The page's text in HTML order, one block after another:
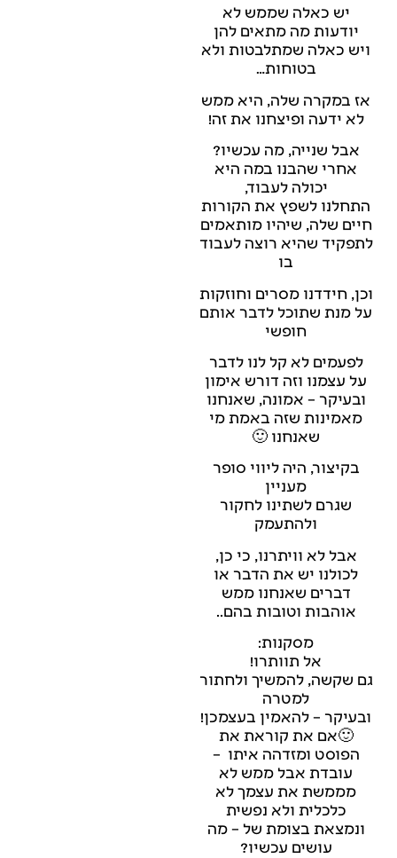
יש כאלה שממש לא
יודעות מה מתאים להן
ויש כאלה שמתלבטות ולא
בטוחות…
אז במקרה שלה, היא ממש
לא ידעה ופיצחנו את זה!
אבל שנייה, מה עכשיו?
אחרי שהבנו במה היא
יכולה לעבוד,
התחלנו לשפץ את הקורות
חיים שלה, שיהיו מותאמים
לתפקיד שהיא רוצה לעבוד
בו
וכן, חידדנו מסרים וחוזקות
על מנת שתוכל לדבר אותם
חופשי
לפעמים לא קל לנו לדבר
על עצמנו וזה דורש אימון
ובעיקר – אמונה, שאנחנו
מאמינות שזה באמת מי
שאנחנו 🙂
בקיצור, היה ליווי סופר
מעניין
שגרם לשתינו לחקור
ולהתעמק
אבל לא וויתרנו, כי כן,
לכולנו יש את הדבר או
דברים שאנחנו ממש
אוהבות וטובות בהם..
מסקנות:
אל תוותרו!
גם שקשה, להמשיך ולחתור
למטרה
ובעיקר – להאמין בעצמכן!
🙂אם את קוראת את
הפוסט ומזדהה איתו –
עובדת אבל ממש לא
מממשת את עצמך לא
כלכלית ולא נפשית
ונמצאת בצומת של – מה
עושים עכשיו?